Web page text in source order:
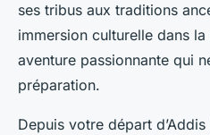
ses tribus aux traditions
immersion culturelle dans la
aventure passionnante qui
préparation.
Depuis votre départ